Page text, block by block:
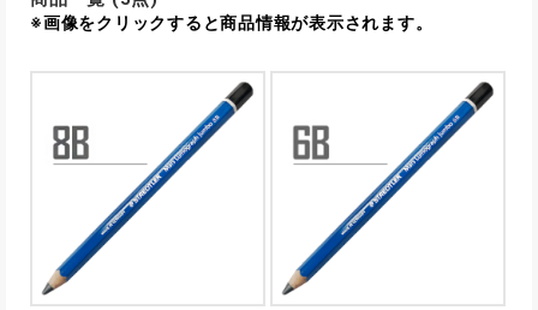
※画像をクリックすると商品情報が表示されます。